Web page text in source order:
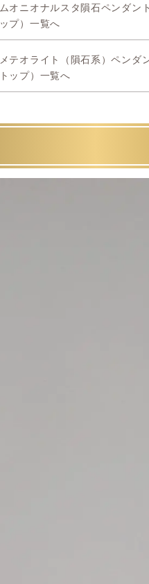
ムオニオナルスタ隕石ペンダン
ップ）一覧へ
メテオライト（隕石系）ペンダ
トップ）一覧へ